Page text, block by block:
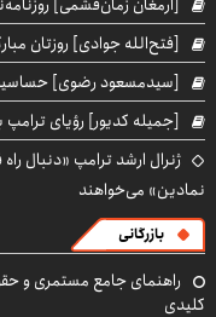
[فتح‌الله جوادی] روزتان
[سیدمسعود رضوی]
[جمیله کدیور] رؤیای ترامپ
ژنرال ارشد ترامپ «دنبال
نمادین» می‌خواهند
بازرگانی
راهنمای جامع مستمری و
کلیدی